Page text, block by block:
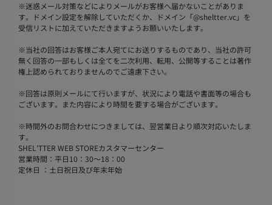
※迷惑メール対策などによりメールがお客様へ届かないことがありま
す。ドメイン設定を解除していただくか、ドメイン「@sheltter.vc」を
受信リストに加えていただきますようお願いいたします。
※当社の回答はお客様ご本人宛てにお送りするものであり、当社の許可
無く回答の一部もしくは全てを二次利用、転用、公開等することは著作
権上認められておりませんのでご遠慮下さい。
※回答は原則メールにて行いますが、状況により電話や書面等の場合も
ございます。また内容により時間を要する場合がございます。
※時間外のお問合わせにつきましては、翌営業日より順次対応いたしま
す。
SHEL'TTER WEB STOREカスタマーセンター
営業時間：平日10：30～18：00
定休日 ：土日祝日及び年末年始